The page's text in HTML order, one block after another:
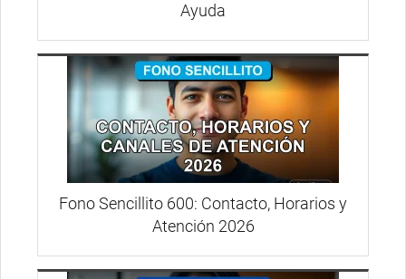
Ayuda
Fono Sencillito 600: Contacto, Horarios y
Atención 2026